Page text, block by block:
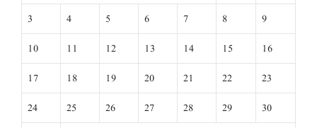
3
4 5 6 7 8
9
10
11 12 13 14 15
16
17
18 19 20 21 22
23
24
25 26 27 28 29
30